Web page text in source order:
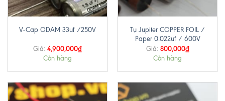
V-Cap ODAM 33uf /250V
Giá: 4,900,000₫
Còn hàng
Tụ Jupiter COPPER FOIL /
Paper 0.022uf / 600V
Giá: 800,000₫
Còn hàng